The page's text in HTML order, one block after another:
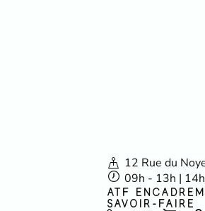
12 Rue du
09h - 13h |
ATF
SAVOIR-FAIRE